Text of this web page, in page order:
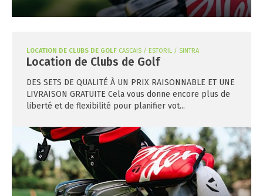
LOCATION DE CLUBS DE GOLF CASCAIS / ESTORIL / SINTRA
Location de Clubs de Golf
DES SETS DE QUALITÉ À UN PRIX RAISONNABLE ET UNE
LIVRAISON GRATUITE Cela vous donne encore plus de
liberté et de flexibilité pour planifier vot...